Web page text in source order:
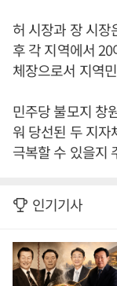
허 시장과 장 시
후 각 지역에서
체장으로서 지역
민주당 불모지 창
워 당선된 두 지
극복할 수 있을지
인기기사